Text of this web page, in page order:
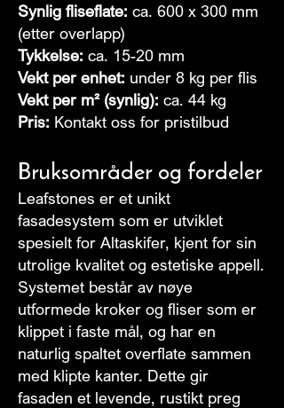
Synlig fliseflate: ca. 600 x 300 mm
(etter overlapp)
Tykkelse: ca. 15-20 mm
Vekt per enhet: under 8 kg per flis
Vekt per m² (synlig): ca. 44 kg
Pris: Kontakt oss for pristilbud
Bruksområder og fordeler
Leafstones er et unikt
fasadesystem som er utviklet
spesielt for Altaskifer, kjent for sin
utrolige kvalitet og estetiske appell.
Systemet består av nøye
utformede kroker og fliser som er
klippet i faste mål, og har en
naturlig spaltet overflate sammen
med klipte kanter. Dette gir
fasaden et levende, rustikt preg